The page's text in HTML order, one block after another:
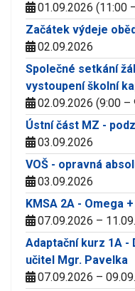
01.09.2026 (11:00
Začátek výdeje
02.09.2026
Společné setkání
vystoupení školní
02.09.2026 (9:00 –
Ústní část MZ -
03.09.2026
VOŠ - opravná
03.09.2026
KMSA 2A - Omega
07.09.2026 –
Adaptační kurz 1A -
učitel Mgr. Pavelka
07.09.2026 –